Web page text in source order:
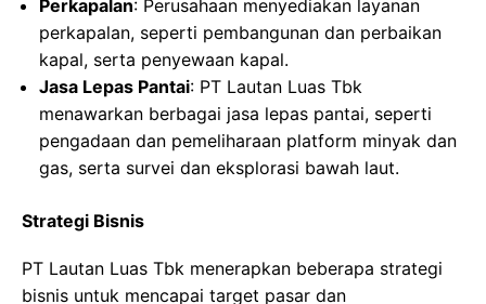
Perkapalan: Perusahaan menyediakan layanan
perkapalan, seperti pembangunan dan perbaikan
kapal, serta penyewaan kapal.
Jasa Lepas Pantai: PT Lautan Luas Tbk
menawarkan berbagai jasa lepas pantai, seperti
pengadaan dan pemeliharaan platform minyak dan
gas, serta survei dan eksplorasi bawah laut.
Strategi Bisnis
PT Lautan Luas Tbk menerapkan beberapa strategi
bisnis untuk mencapai target pasar dan